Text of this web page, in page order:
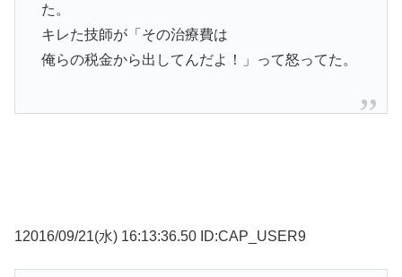
た。
キレた技師が「その治療費は
俺らの税金から出してんだよ！」って怒ってた。
12016/09/21(水) 16:13:36.50 ID:CAP_USER9